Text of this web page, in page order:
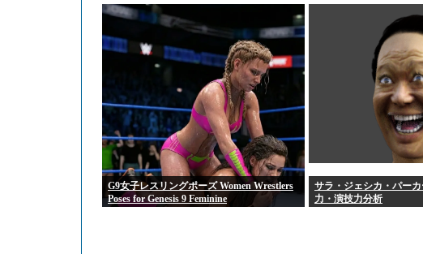
G9女子レスリングポーズ Women Wrestlers
Poses for Genesis 9 Feminine
サラ・ジェシカ・パー
力・演技力分析